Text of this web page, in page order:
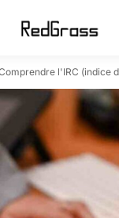
l'IRC (indice